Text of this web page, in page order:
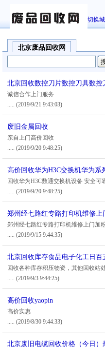
切换
北京废品回收网
北京回收数控刀片数控刀具数控
诚信合作上门服务
..... (2019/9/21 9:43:03)
废旧金属回收
亲自上门高价回收
..... (2019/9/20 9:48:25)
高价回收华为H3C交换机华为系
回收华为H3C数通交换机设备 安全
..... (2019/9/20 9:48:25)
郑州经七路红专路打印机维修上
郑州经七路红专路打印机维修上门加
..... (2019/9/15 9:44:35)
北京回收库存食品电子化工日百
回收各种库存积压物资，其他回收站
..... (2019/9/3 9:44:25)
高价回收yaopin
高价实惠
..... (2019/8/30 9:44:33)
北京废旧电缆回收价格（今日）